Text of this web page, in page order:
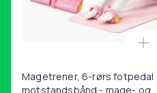
Magetrener, 6-rørs fotpedal
motstandsbånd - mage- og